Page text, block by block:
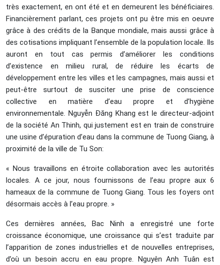
très exactement, en ont été et en demeurent les bénéficiaires.
Financièrement parlant, ces projets ont pu être mis en oeuvre
grâce à des crédits de la Banque mondiale, mais aussi grâce à
des cotisations impliquant l’ensemble de la population locale. Ils
auront en tout cas permis d’améliorer les conditions
d’existence en milieu rural, de réduire les écarts de
développement entre les villes et les campagnes, mais aussi et
peut-être surtout de susciter une prise de conscience
collective en matière d’eau propre et d’hygiène
environnementale. Nguyễn Đăng Khang est le directeur-adjoint
de la société An Thinh, qui justement est en train de construire
une usine d’épuration d’eau dans la commune de Tuong Giang, à
proximité de la ville de Tu Son:
« Nous travaillons en étroite collaboration avec les autorités
locales. A ce jour, nous fournissons de l’eau propre aux 6
hameaux de la commune de Tuong Giang. Tous les foyers ont
désormais accès à l’eau propre. »
Ces dernières années, Bac Ninh a enregistré une forte
croissance économique, une croissance qui s’est traduite par
l’apparition de zones industrielles et de nouvelles entreprises,
d’où un besoin accru en eau propre. Nguyên Anh Tuân est